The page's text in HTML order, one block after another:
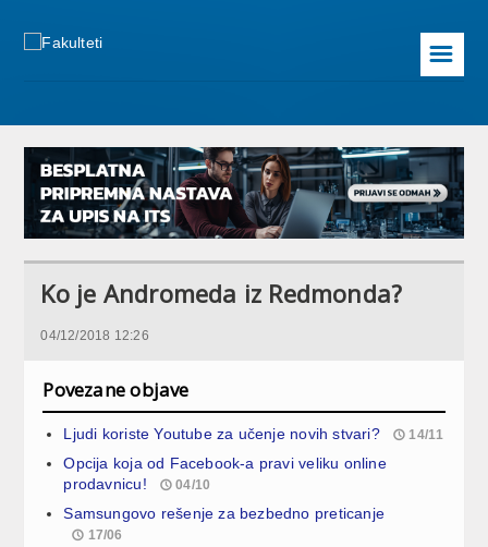
☰
Ko je Andromeda iz Redmonda?
04/12/2018 12:26
Povezane objave
Ljudi koriste Youtube za učenje novih stvari? 14/11
Opcija koja od Facebook-a pravi veliku online
prodavnicu!
04/10
Samsungovo rešenje za bezbedno preticanje
17/06